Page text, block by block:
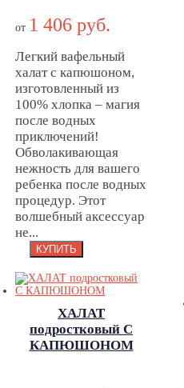
подростковый С
КАПЮШОНОМ
ВП-ЖЕЛТ-2047
от 1 406 руб.
Легкий вафельный
халат с капюшоном,
изготовленный из
100% хлопка – магия
после водных
приключений!
Обволакивающая
нежность для вашего
ребенка после водных
процедур. Этот
волшебный аксессуар
не...
ХАЛАТ
подростковый С
КАПЮШОНОМ